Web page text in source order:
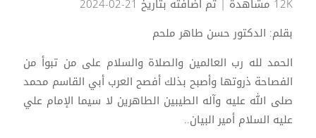
بقلم: الدكتور حسن طاهر ملحم
الحمد لله رب العالمين والصلاة والسلام على من تبوأ من
الفصاحة ذروتها وأصبح بذلك أفصح العرب أبي القاسم محمد
صلى الله عليه وآله الطيبين الطاهرين لا سيما الإمام علي
عليه السلام أمير البيان..